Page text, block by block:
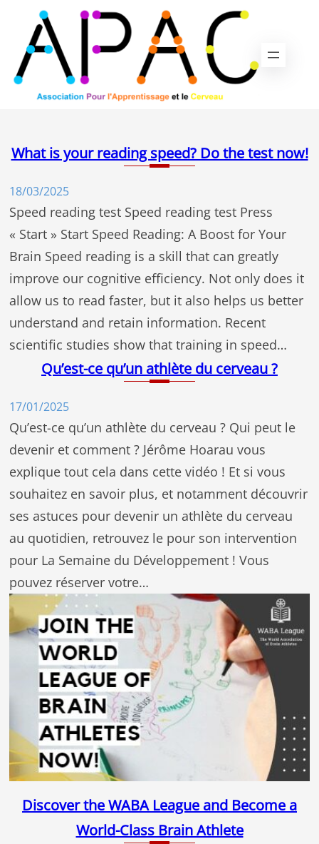
contenu
What is your reading speed? Do the test now!
18/03/2025
Speed reading test Speed reading test Press
« Start » Start Speed Reading: A Boost for Your
Brain Speed reading is a skill that can greatly
improve our cognitive efficiency. Not only does it
allow us to read faster, but it also helps us better
understand and retain information. Recent
scientific studies show that training in speed…
Qu’est-ce qu’un athlète du cerveau ?
17/01/2025
Qu’est-ce qu’un athlète du cerveau ? Qui peut le
devenir et comment ? Jérôme Hoarau vous
explique tout cela dans cette vidéo ! Et si vous
souhaitez en savoir plus, et notamment découvrir
ses astuces pour devenir un athlète du cerveau
au quotidien, retrouvez le pour son intervention
pour La Semaine du Développement ! Vous
pouvez réserver votre…
Discover the WABA League and Become a
World-Class Brain Athlete